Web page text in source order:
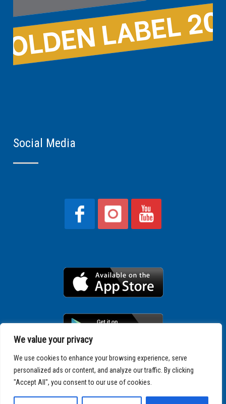
We value your privacy
We use cookies to enhance your browsing experience, serve
personalized ads or content, and analyze our traffic. By clicking
"Accept All", you consent to our use of cookies.
Social Media
Copyright © 2025 SPARTATHLON